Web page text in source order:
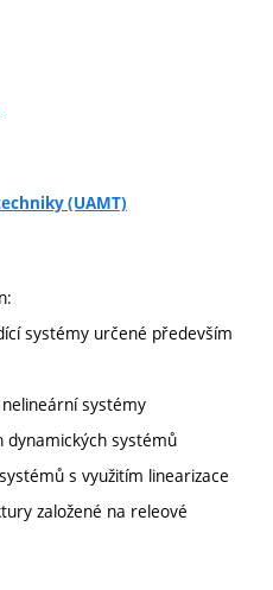
(UAMT)
systémy určené především
systémy
dynamických systémů
s využitím linearizace
založené na releové